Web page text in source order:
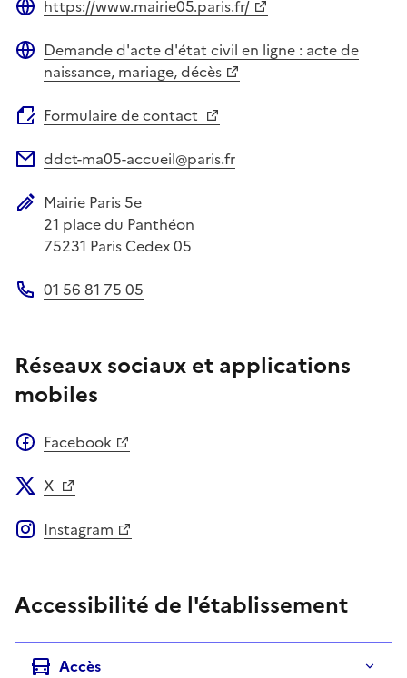
https://www.mairie05.paris.fr/
Site web
Demande d'acte d'état civil en ligne : acte de
naissance, mariage, décès
Formulaire de contact
ddct-ma05-accueil@paris.fr
Adresse postale
Mairie Paris 5e
21 place du Panthéon
75231 Paris Cedex 05
01 56 81 75 05
Réseaux sociaux et applications
mobiles
Facebook
X
Instagram
Accessibilité de l'établissement
Accès